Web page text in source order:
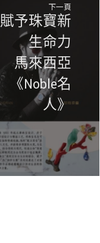
下一頁
賦予珠寶新
生命力
馬來西亞
《Noble名
人》